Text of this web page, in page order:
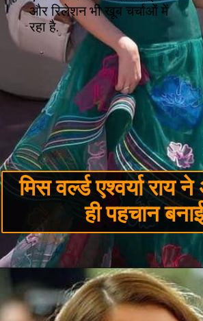
मिस वर्ल्ड एश्वर्या
ही पहचान
और रिलेशन भी खूब चर्चाओं में
रहा है.